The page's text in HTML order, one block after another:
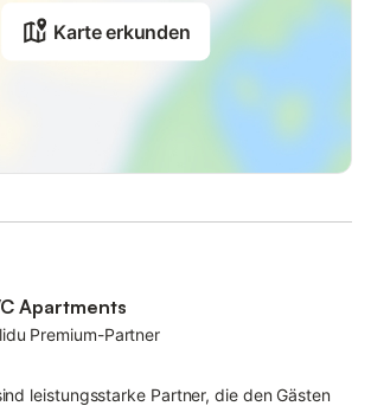
Karte erkunden
Apartments
Premium-Partner
leistungsstarke Partner, die den Gästen